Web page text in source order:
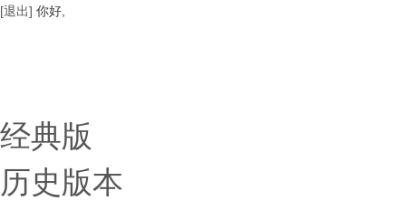
[退出] 你好,
经典版
历史版本